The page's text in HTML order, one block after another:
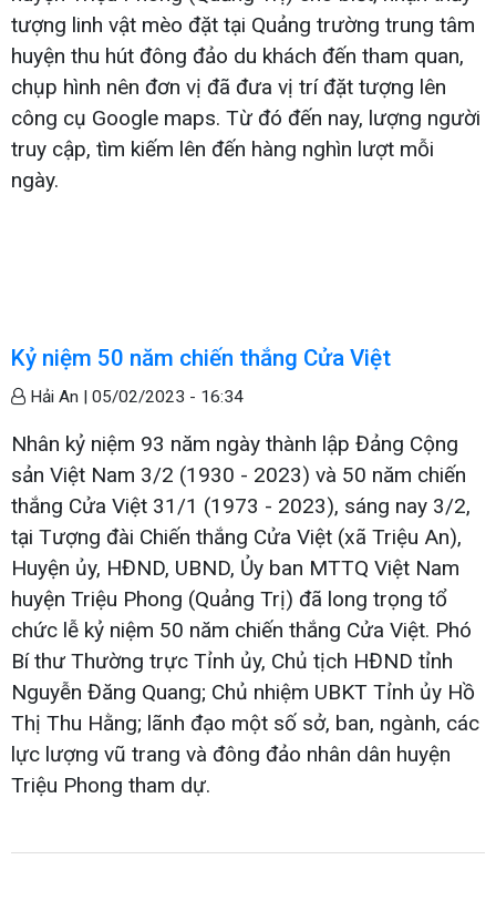
tượng linh vật mèo đặt tại Quảng trường trung tâm
huyện thu hút đông đảo du khách đến tham quan,
chụp hình nên đơn vị đã đưa vị trí đặt tượng lên
công cụ Google maps. Từ đó đến nay, lượng người
truy cập, tìm kiếm lên đến hàng nghìn lượt mỗi
ngày.
Kỷ niệm 50 năm chiến thắng Cửa Việt
Hải An | 05/02/2023 - 16:34
Nhân kỷ niệm 93 năm ngày thành lập Đảng Cộng
sản Việt Nam 3/2 (1930 - 2023) và 50 năm chiến
thắng Cửa Việt 31/1 (1973 - 2023), sáng nay 3/2,
tại Tượng đài Chiến thắng Cửa Việt (xã Triệu An),
Huyện ủy, HĐND, UBND, Ủy ban MTTQ Việt Nam
huyện Triệu Phong (Quảng Trị) đã long trọng tổ
chức lễ kỷ niệm 50 năm chiến thắng Cửa Việt. Phó
Bí thư Thường trực Tỉnh ủy, Chủ tịch HĐND tỉnh
Nguyễn Đăng Quang; Chủ nhiệm UBKT Tỉnh ủy Hồ
Thị Thu Hằng; lãnh đạo một số sở, ban, ngành, các
lực lượng vũ trang và đông đảo nhân dân huyện
Triệu Phong tham dự.